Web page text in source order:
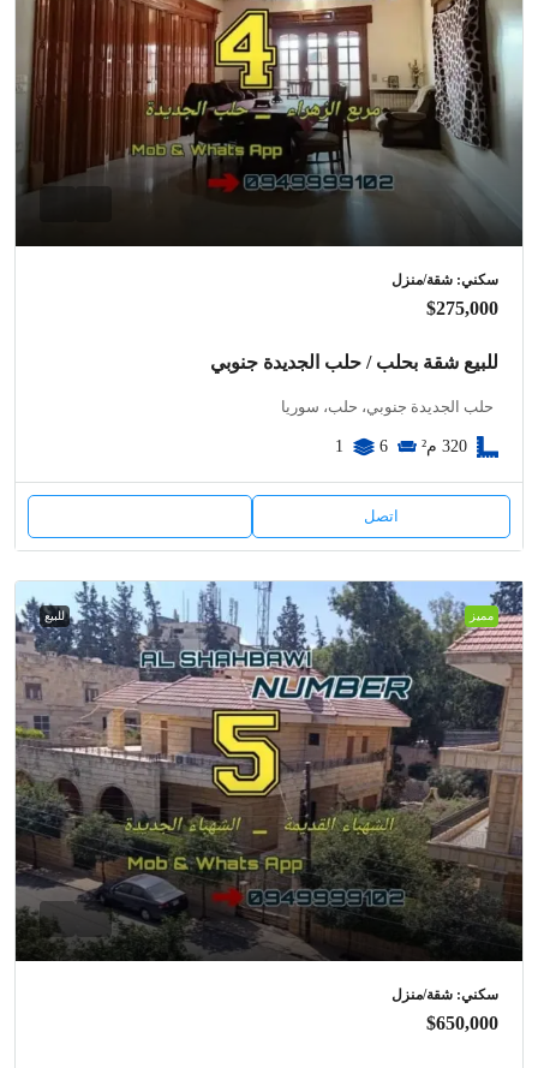
سكني: شقة/منزل
$275,000
للبيع شقة بحلب / حلب الجديدة جنوبي
حلب الجديدة جنوبي، حلب، سوريا
320 م² 6
1
اتصل
مميز للبيع
سكني: شقة/منزل
$650,000